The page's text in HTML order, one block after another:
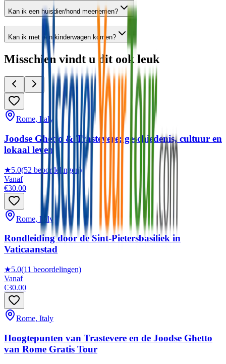
Kan ik een huisdier/hond meenemen?
Kan ik met een kinderwagen komen?
Misschien vindt u dit ook leuk
Rome, Italy
Joodse Ghetto & Trastevere: geschiedenis, cultuur en
lokaal leven
★5.0(52 beoordelingen)
Vanaf
€30.00
Rome, Italy
Rondleiding door de Sint-Pietersbasiliek in
Vaticaanstad
★5.0(11 beoordelingen)
Vanaf
€30.00
Rome, Italy
Hoogtepunten van Trastevere en de Joodse Ghetto
van Rome Gratis Tour